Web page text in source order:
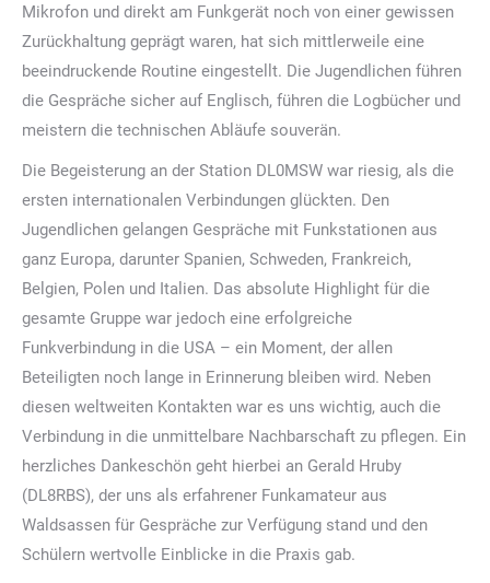
Mikrofon und direkt am Funkgerät noch von einer gewissen
Zurückhaltung geprägt waren, hat sich mittlerweile eine
beeindruckende Routine eingestellt. Die Jugendlichen führen
die Gespräche sicher auf Englisch, führen die Logbücher und
meistern die technischen Abläufe souverän.
Die Begeisterung an der Station DL0MSW war riesig, als die
ersten internationalen Verbindungen glückten. Den
Jugendlichen gelangen Gespräche mit Funkstationen aus
ganz Europa, darunter Spanien, Schweden, Frankreich,
Belgien, Polen und Italien. Das absolute Highlight für die
gesamte Gruppe war jedoch eine erfolgreiche
Funkverbindung in die USA – ein Moment, der allen
Beteiligten noch lange in Erinnerung bleiben wird. Neben
diesen weltweiten Kontakten war es uns wichtig, auch die
Verbindung in die unmittelbare Nachbarschaft zu pflegen. Ein
herzliches Dankeschön geht hierbei an Gerald Hruby
(DL8RBS), der uns als erfahrener Funkamateur aus
Waldsassen für Gespräche zur Verfügung stand und den
Schülern wertvolle Einblicke in die Praxis gab.